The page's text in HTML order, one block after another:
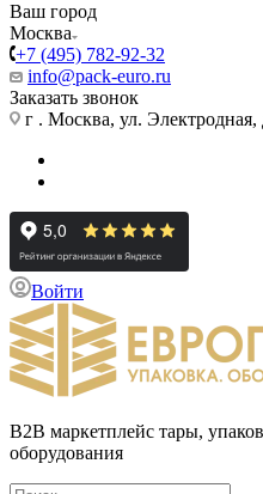
Ваш город
Москва
+7 (495) 782-92-32
info@pack-euro.ru
Заказать звонок
г . Москва, ул.
Войти
B2B маркетплейс тары,
оборудования